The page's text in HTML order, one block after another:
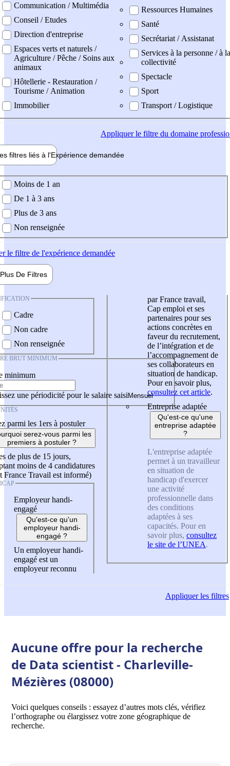
Communication / Multimédia
Conseil / Etudes
Direction d'entreprise
Espaces verts et naturels /
Agriculture / Pêche / Soins aux
animaux
Hôtellerie - Restauration /
Tourisme / Animation
Immobilier
Ressources Humaines
Santé
Secrétariat / Assistanat
Services à la personne / à la
collectivité
Spectacle
Sport
Transport / Logistique
Appliquerle filtre du domaine
filtres liés à l'Expérience demandée
demandée
Moins de 1 an
De 1 à 3 ans
Plus de 3 ans
Non renseignée
le filtre de l'expérience demandée
Plus De Filtres
Cadre
Non cadre
Non renseignée
BRUT MINIMUM
minimum
une périodicité pour le salaire saisi
parmi les 1ers à postuler
serez-vous parmi les
premiers à postuler ?
de plus de 15 jours,
moins de 4 candidatures
France Travail est informé)
Employeur handi-
engagé
Qu'est-ce qu'un
employeur handi-
engagé ?
Un employeur handi-
engagé est un
employeur reconnu
par France travail,
Cap emploi et ses
partenaires pour ses
actions concrètes en
faveur du recrutement,
de l’intégration et de
l’accompagnement de
ses collaborateurs en
situation de handicap.
Pour en savoir plus,
consultez cet article.
Entreprise adaptée
Qu'est-ce qu'une
entreprise adaptée
?
L'entreprise adaptée
permet à un travailleur
en situation de
handicap d'exercer
une activité
professionnelle dans
des conditions
adaptées à ses
capacités. Pour en
savoir plus, consultez
le site de l’UNEA.
Appliquerles filtres
Aucune offre pour la recherche
de Data scientist - Charleville-
Mézières (08000)
Voici quelques conseils : essayez d’autres mots clés, vérifiez
l’orthographe ou élargissez votre zone géographique de
recherche.